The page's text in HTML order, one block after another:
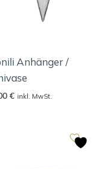
Anhänger /
€ inkl. MwSt.